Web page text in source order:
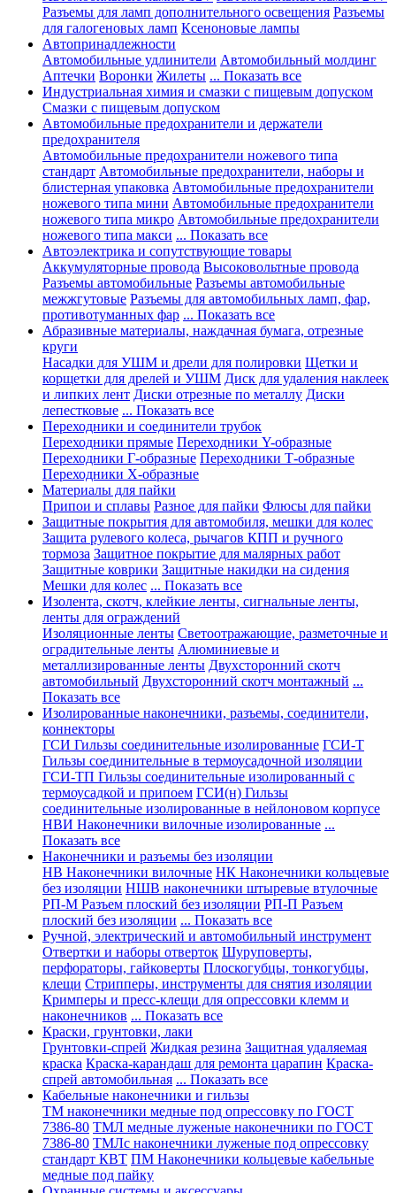
Разъемы для ламп дополнительного освещения Разъемы
для галогеновых ламп Ксеноновые лампы
Автопринадлежности
Автомобильные удлинители Автомобильный молдинг
Аптечки Воронки Жилеты ... Показать все
Индустриальная химия и смазки с пищевым допуском
Смазки с пищевым допуском
Автомобильные предохранители и держатели
предохранителя
Автомобильные предохранители ножевого типа
стандарт Автомобильные предохранители, наборы и
блистерная упаковка Автомобильные предохранители
ножевого типа мини Автомобильные предохранители
ножевого типа микро Автомобильные предохранители
ножевого типа макси ... Показать все
Автоэлектрика и сопутствующие товары
Аккумуляторные провода Высоковольтные провода
Разъемы автомобильные Разъемы автомобильные
межжгутовые Разъемы для автомобильных ламп, фар,
противотуманных фар ... Показать все
Абразивные материалы, наждачная бумага, отрезные
круги
Насадки для УШМ и дрели для полировки Щетки и
корщетки для дрелей и УШМ Диск для удаления наклеек
и липких лент Диски отрезные по металлу Диски
лепестковые ... Показать все
Переходники и соединители трубок
Переходники прямые Переходники Y-образные
Переходники Г-образные Переходники Т-образные
Переходники Х-образные
Материалы для пайки
Припои и сплавы Разное для пайки Флюсы для пайки
Защитные покрытия для автомобиля, мешки для колес
Защита рулевого колеса, рычагов КПП и ручного
тормоза Защитное покрытие для малярных работ
Защитные коврики Защитные накидки на сидения
Мешки для колес ... Показать все
Изолента, скотч, клейкие ленты, сигнальные ленты,
ленты для ограждений
Изоляционные ленты Светоотражающие, разметочные и
оградительные ленты Алюминиевые и
металлизированные ленты Двухсторонний скотч
автомобильный Двухсторонний скотч монтажный ...
Показать все
Изолированные наконечники, разъемы, соединители,
коннекторы
ГСИ Гильзы соединительные изолированные ГСИ-Т
Гильзы соединительные в термоусадочной изоляции
ГСИ-ТП Гильзы соединительные изолированный с
термоусадкой и припоем ГСИ(н) Гильзы
соединительные изолированные в нейлоновом корпусе
НВИ Наконечники вилочные изолированные ...
Показать все
Наконечники и разъемы без изоляции
НВ Наконечники вилочные НК Наконечники кольцевые
без изоляции НШВ наконечники штыревые втулочные
РП-М Разъем плоский без изоляции РП-П Разъем
плоский без изоляции ... Показать все
Ручной, электрический и автомобильный инструмент
Отвертки и наборы отверток Шуруповерты,
перфораторы, гайковерты Плоскогубцы, тонкогубцы,
клещи Стрипперы, инструменты для снятия изоляции
Кримперы и пресс-клещи для опрессовки клемм и
наконечников ... Показать все
Краски, грунтовки, лаки
Грунтовки-спрей Жидкая резина Защитная удаляемая
краска Краска-карандаш для ремонта царапин Краска-
спрей автомобильная ... Показать все
Кабельные наконечники и гильзы
ТМ наконечники медные под опрессовку по ГОСТ
7386-80 ТМЛ медные луженые наконечники по ГОСТ
7386-80 ТМЛс наконечники луженые под опрессовку
стандарт КВТ ПМ Наконечники кольцевые кабельные
медные под пайку